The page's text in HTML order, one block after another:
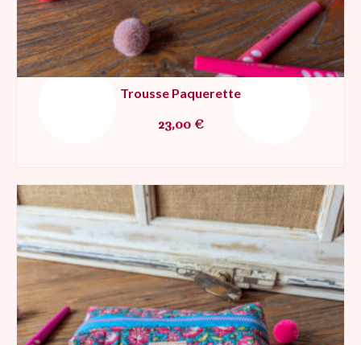
Trousse Paquerette
23,00 €